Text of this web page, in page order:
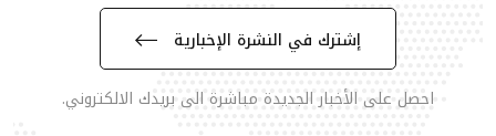
إشترك في النشرة الإخبارية
احصل على الأخبار الجديدة مباشرة الى بريدك الالكتروني.